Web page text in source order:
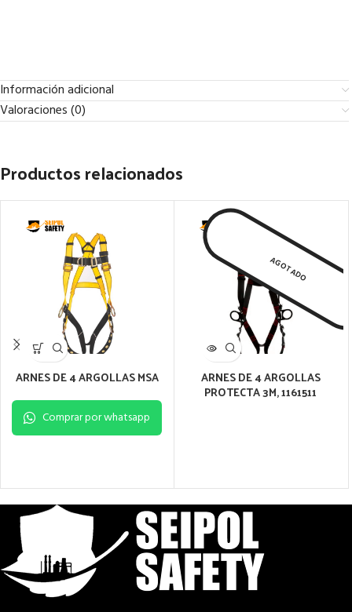
Información adicional
Valoraciones (0)
Productos relacionados
ARNES DE 4 ARGOLLAS MSA
Comprar por whatsapp
AGOTADO
ARNES DE 4 ARGOLLAS
PROTECTA 3M, 1161511